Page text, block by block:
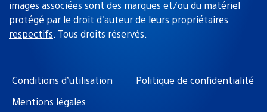
images associées sont des marques et/ou du matériel
protégé par le droit d’auteur de leurs propriétaires
respectifs. Tous droits réservés.
Conditions d’utilisation
Politique de confidentialité
Mentions légales